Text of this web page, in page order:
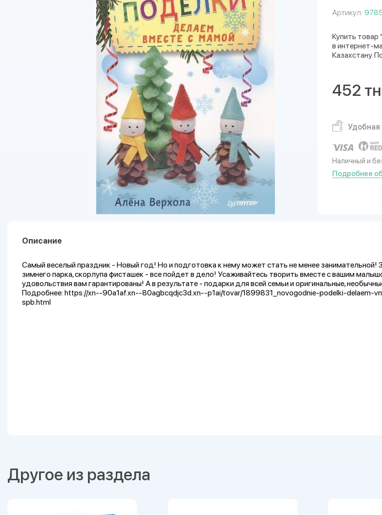
Артикул:
Купить
в интернет-
Казахстану.
452
Удобная
Наличный и
Подробнее
Описание
Самый веселый праздник - Новый год! Но и подготовка к нему может стать не менее занимательной!
зимнего парка, скорлупа фисташек - все пойдет в дело! Усаживайтесь творить вместе с вашим
удовольствия вам гарантированы! А в результате - подарки для всей семьи и оригинальные,
Подробнее: https://xn--90a1af.xn--80agbcqdjc3d.xn--p1ai/tovar/1899831_novogodnie-podelki-delaem-
spb.html
Другое из раздела